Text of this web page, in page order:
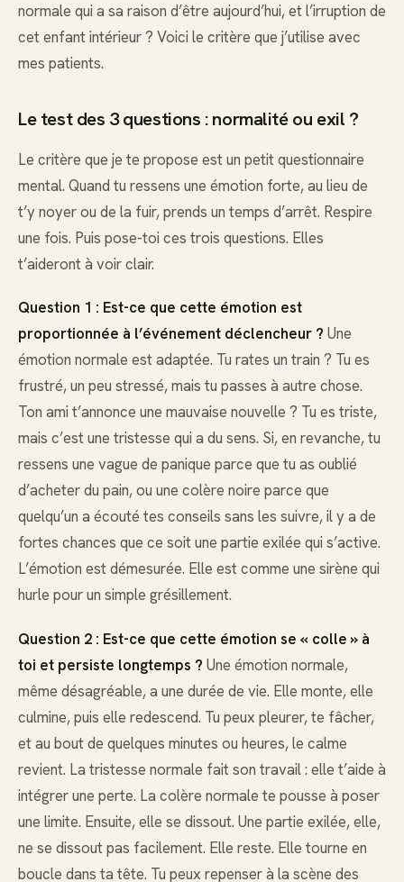
normale qui a sa raison d’être aujourd’hui, et l’irruption de
cet enfant intérieur ? Voici le critère que j’utilise avec
mes patients.
Le test des 3 questions : normalité ou exil ?
Le critère que je te propose est un petit questionnaire
mental. Quand tu ressens une émotion forte, au lieu de
t’y noyer ou de la fuir, prends un temps d’arrêt. Respire
une fois. Puis pose-toi ces trois questions. Elles
t’aideront à voir clair.
Question 1 : Est-ce que cette émotion est
proportionnée à l’événement déclencheur ? Une
émotion normale est adaptée. Tu rates un train ? Tu es
frustré, un peu stressé, mais tu passes à autre chose.
Ton ami t’annonce une mauvaise nouvelle ? Tu es triste,
mais c’est une tristesse qui a du sens. Si, en revanche, tu
ressens une vague de panique parce que tu as oublié
d’acheter du pain, ou une colère noire parce que
quelqu’un a écouté tes conseils sans les suivre, il y a de
fortes chances que ce soit une partie exilée qui s’active.
L’émotion est démesurée. Elle est comme une sirène qui
hurle pour un simple grésillement.
Question 2 : Est-ce que cette émotion se « colle » à
toi et persiste longtemps ? Une émotion normale,
même désagréable, a une durée de vie. Elle monte, elle
culmine, puis elle redescend. Tu peux pleurer, te fâcher,
et au bout de quelques minutes ou heures, le calme
revient. La tristesse normale fait son travail : elle t’aide à
intégrer une perte. La colère normale te pousse à poser
une limite. Ensuite, elle se dissout. Une partie exilée, elle,
ne se dissout pas facilement. Elle reste. Elle tourne en
boucle dans ta tête. Tu peux repenser à la scène des